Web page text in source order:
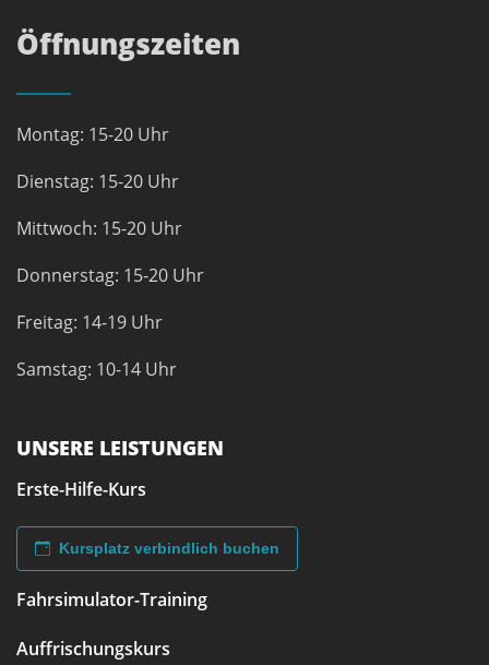
Öffnungszeiten
Montag: 15-20 Uhr
Dienstag: 15-20 Uhr
Mittwoch: 15-20 Uhr
Donnerstag: 15-20 Uhr
Freitag: 14-19 Uhr
Samstag: 10-14 Uhr
UNSERE LEISTUNGEN
Erste-Hilfe-Kurs
Kursplatz verbindlich buchen
Fahrsimulator-Training
Auffrischungskurs